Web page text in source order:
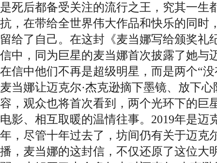
是死后都备受关注的流行之王，究其一生
抗，在带给全世界伟大作品和快乐的同时
留给了自己。在这封《麦当娜写给颁奖礼
信中，同为巨星的麦当娜首次披露了她与
在信中他们不再是超级明星，而是两个“
麦当娜让迈克尔·杰克逊摘下墨镜、放下
容，观众也将首次看到，两个光环下的巨
电影、相互取暖的温情往事。2019年是迈
年，尽管十年过去了，坊间仍有关于迈克
播，麦当娜的这封信，不仅还原了这位大